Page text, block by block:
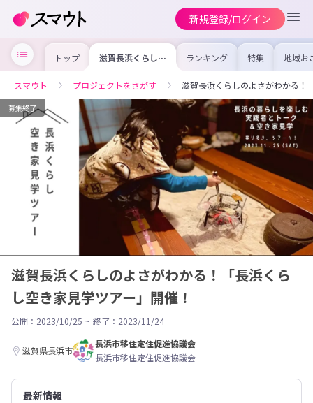
新規登録/ログイン
トップ 滋賀長浜くらしの
よさがわかる！
家見学ツアー」開
催！
ランキング 特集 地域お
の求
を集め
事内容
を比較
合った
けよう
スマウト プロジェクトをさがす 滋賀長浜くらしのよさがわかる！
募集終了
滋賀長浜くらしのよさがわかる！「長浜くら
し空き家見学ツアー」開催！
公開：2023/10/25 ~ 終了：2023/11/24
滋賀県長浜市
長浜市移住定住促進協議会
長浜市移住定住促進協議会
最新情報